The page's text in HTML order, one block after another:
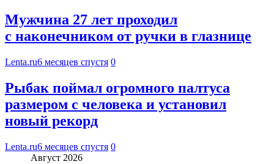
Мужчина 27 лет проходил
с наконечником от ручки в глазнице
Lenta.ru6 месяцев спустя 0
Рыбак поймал огромного палтуса
размером с человека и установил
новый рекорд
Lenta.ru6 месяцев спустя 0
Август 2026